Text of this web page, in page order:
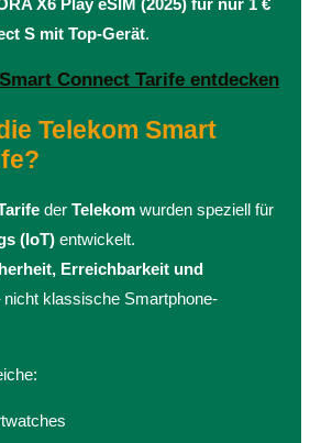
S mit Top-Gerät.
Connect Tarife entdecken
Telekom Smart
der Telekom wurden speziell für
(IoT) entwickelt.
Erreichbarkeit und
nicht klassische Smartphone-